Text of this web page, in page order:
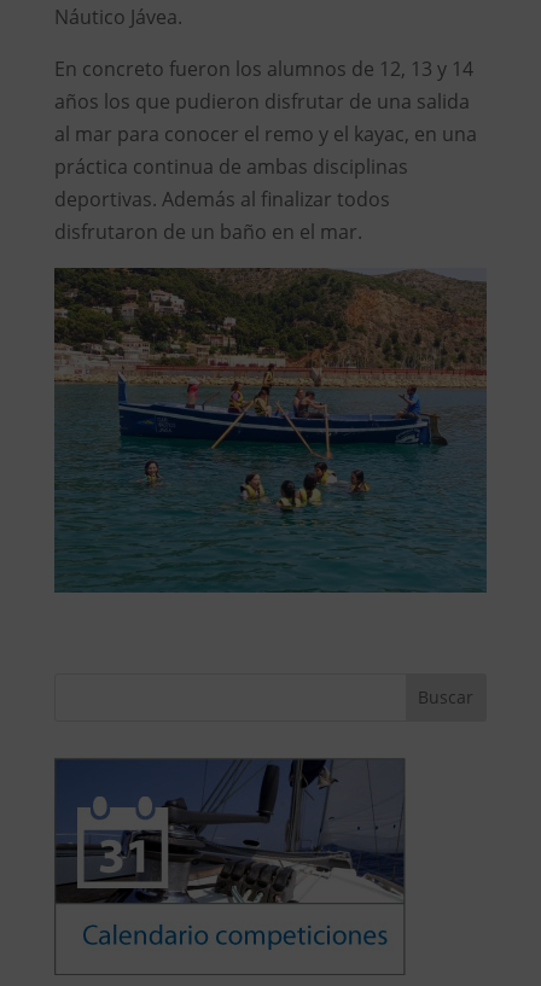
Náutico Jávea.
En concreto fueron los alumnos de 12, 13 y 14
años los que pudieron disfrutar de una salida
al mar para conocer el remo y el kayac, en una
práctica continua de ambas disciplinas
deportivas. Además al finalizar todos
disfrutaron de un baño en el mar.